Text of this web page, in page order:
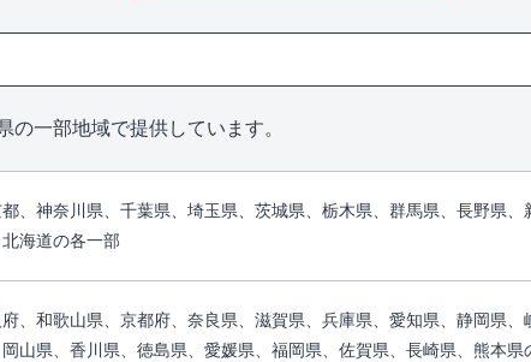
一部地域で提供しています。
、神奈川県、千葉県、埼玉県、茨城県、栃木県、群馬県、長野県
海道の各一部
府、和歌山県、京都府、奈良県、滋賀県、兵庫県、愛知県、静岡県
岡山県、香川県、徳島県、愛媛県、福岡県、佐賀県、長崎県、熊本県